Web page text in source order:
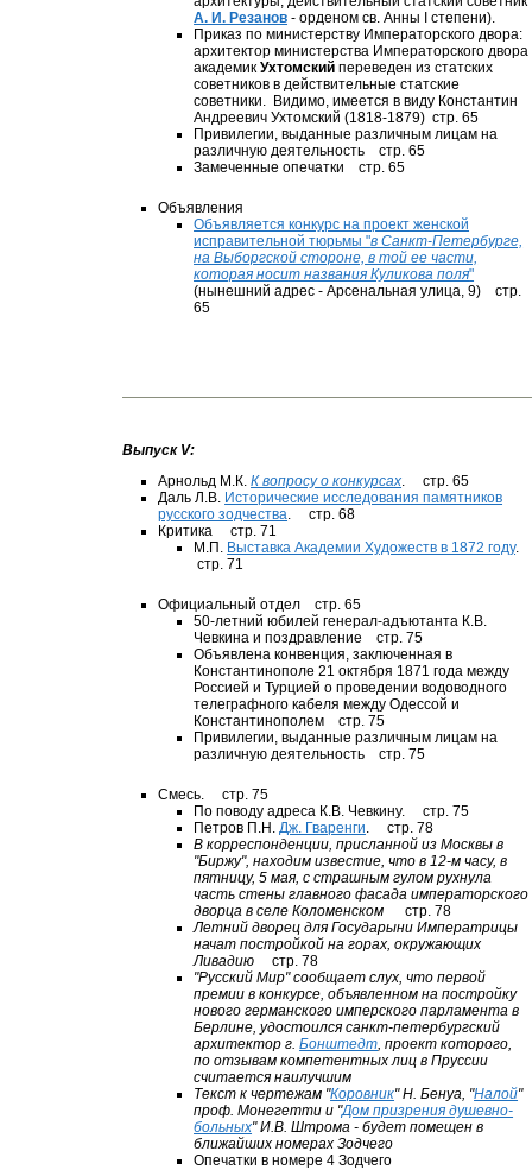
А. И. Резанов - орденом св. Анны I степени).
Приказ по министерству Императорского двора:
архитектор министерства Императорского двора
академикУхтомский переведен из статских
советников в действительные статские
советники. Видимо, имеется в виду Константин
Андреевич Ухтомский (1818-1879) стр. 65
Привилегии, выданные различным лицам на
различную деятельность стр. 65
Замеченные опечатки стр. 65
Объявления
Объявляется конкурс на проект женской
исправительной тюрьмы "в Санкт-Петербурге,
на Выборгской стороне, в той ее части,
которая носит названия Куликова поля"
(нынешний адрес - Арсенальная улица, 9) стр.
65
Выпуск V:
Арнольд М.К.К вопросу о конкурсах.
стр. 65
Даль Л.В. Исторические исследования памятников
русского зодчества.
стр. 68
Критика стр. 71
М.П. Выставка Академии Художеств в 1872 году.
стр. 71
Официальный отдел стр. 65
50-летний юбилей генерал-адъютанта К.В.
Чевкина и поздравление стр. 75
Объявлена конвенция, заключенная в
Константинополе 21 октября 1871 года между
Россией и Турцией о проведении водоводного
телеграфного кабеля между Одессой и
Константинополем стр. 75
Привилегии, выданные различным лицам на
различную деятельность стр. 75
Смесь.
стр. 75
По поводу адреса К.В. Чевкину.
стр. 75
Петров П.Н.Дж. Гваренги.
стр. 78
В корреспонденции, присланной из Москвы в
"Биржу", находим известие, что в 12-м часу, в
пятницу, 5 мая, с страшным гулом рухнула
часть стены главного фасада императорского
дворца в селе Коломенском
стр. 78
Летний дворец для Государыни Императрицы
начат постройкой на горах, окружающих
Ливадию
стр. 78
"Русский Мир" сообщает слух, что первой
премии в конкурсе, объявленном на постройку
нового германского имперского парламента в
Берлине, удостоился санкт-петербургский
архитектор г.Бонштедт, проект которого,
по отзывам компетентных лиц в Пруссии
считается наилучшим
Текст к чертежам "Коровник" Н. Бенуа, "Налой"
проф. Монегетти и "Дом призрения душевно-
больных" И.В. Штрома - будет помещен в
ближайших номерах Зодчего
Опечатки в номере 4 Зодчего